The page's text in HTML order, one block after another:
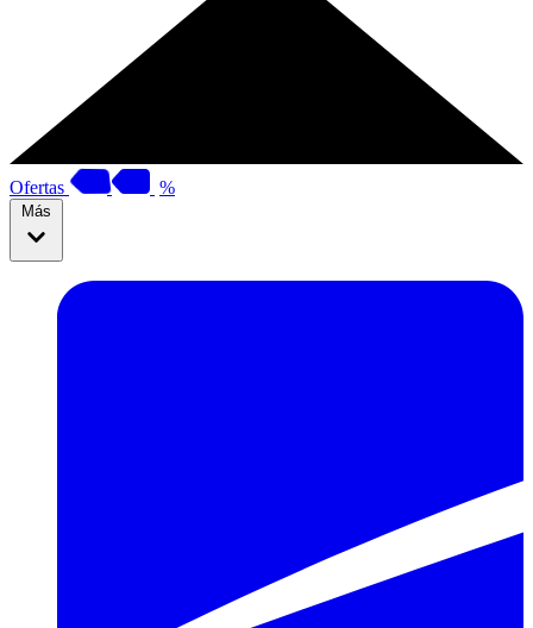
Ofertas %
Más